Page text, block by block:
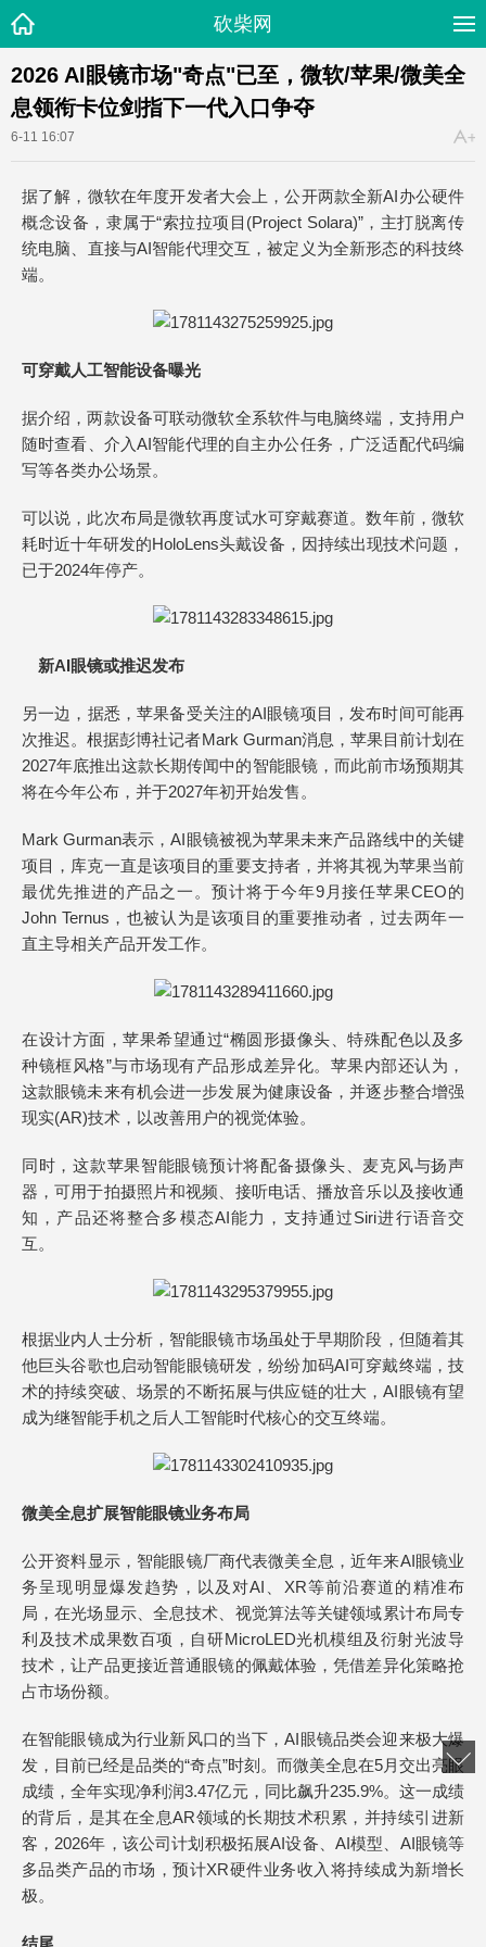
砍柴网
2026 AI眼镜市场"奇点"已至，微软/苹果/微美全
息领衔卡位剑指下一代入口争夺
6-11 16:07
据了解，微软在年度开发者大会上，公开两款全新AI办公硬件
概念设备，隶属于“索拉拉项目(Project Solara)”，主打脱离传
统电脑、直接与AI智能代理交互，被定义为全新形态的科技终
端。
可穿戴人工智能设备曝光
据介绍，两款设备可联动微软全系软件与电脑终端，支持用户
随时查看、介入AI智能代理的自主办公任务，广泛适配代码编
写等各类办公场景。
可以说，此次布局是微软再度试水可穿戴赛道。数年前，微软
耗时近十年研发的HoloLens头戴设备，因持续出现技术问题，
已于2024年停产。
新AI眼镜或推迟发布
另一边，据悉，苹果备受关注的AI眼镜项目，发布时间可能再
次推迟。根据彭博社记者Mark Gurman消息，苹果目前计划在
2027年底推出这款长期传闻中的智能眼镜，而此前市场预期其
将在今年公布，并于2027年初开始发售。
Mark Gurman表示，AI眼镜被视为苹果未来产品路线中的关键
项目，库克一直是该项目的重要支持者，并将其视为苹果当前
最优先推进的产品之一。预计将于今年9月接任苹果CEO的
John Ternus，也被认为是该项目的重要推动者，过去两年一
直主导相关产品开发工作。
在设计方面，苹果希望通过“椭圆形摄像头、特殊配色以及多
种镜框风格”与市场现有产品形成差异化。苹果内部还认为，
这款眼镜未来有机会进一步发展为健康设备，并逐步整合增强
现实(AR)技术，以改善用户的视觉体验。
同时，这款苹果智能眼镜预计将配备摄像头、麦克风与扬声
器，可用于拍摄照片和视频、接听电话、播放音乐以及接收通
知，产品还将整合多模态AI能力，支持通过Siri进行语音交
互。
根据业内人士分析，智能眼镜市场虽处于早期阶段，但随着其
他巨头谷歌也启动智能眼镜研发，纷纷加码AI可穿戴终端，技
术的持续突破、场景的不断拓展与供应链的壮大，AI眼镜有望
成为继智能手机之后人工智能时代核心的交互终端。
微美全息扩展智能眼镜业务布局
公开资料显示，智能眼镜厂商代表微美全息，近年来AI眼镜业
务呈现明显爆发趋势，以及对AI、XR等前沿赛道的精准布
局，在光场显示、全息技术、视觉算法等关键领域累计布局专
利及技术成果数百项，自研MicroLED光机模组及衍射光波导
技术，让产品更接近普通眼镜的佩戴体验，凭借差异化策略抢
占市场份额。
在智能眼镜成为行业新风口的当下，AI眼镜品类会迎来极大爆
发，目前已经是品类的“奇点”时刻。而微美全息在5月交出亮眼
成绩，全年实现净利润3.47亿元，同比飙升235.9%。这一成绩
的背后，是其在全息AR领域的长期技术积累，并持续引进新
客，2026年，该公司计划积极拓展AI设备、AI模型、AI眼镜等
多品类产品的市场，预计XR硬件业务收入将持续成为新增长
极。
结尾